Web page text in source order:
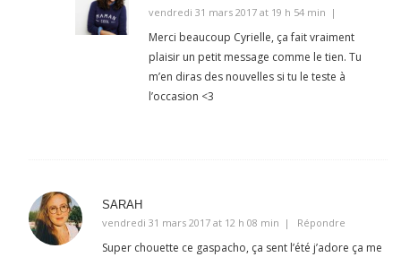
vendredi 31 mars 2017 at 19 h 54 min
Merci beaucoup Cyrielle, ça fait vraiment
plaisir un petit message comme le tien. Tu
m’en diras des nouvelles si tu le teste à
l’occasion <3
SARAH
vendredi 31 mars 2017 at 12 h 08 min
Répondre
Super chouette ce gaspacho, ça sent l’été j’adore ça me